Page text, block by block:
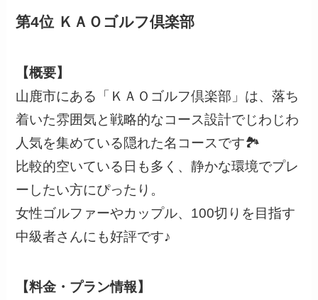
第4位 ＫＡＯゴルフ倶楽部
【概要】
山鹿市にある「ＫＡＯゴルフ倶楽部」は、落ち
着いた雰囲気と戦略的なコース設計でじわじわ
人気を集めている隠れた名コースです🏞
比較的空いている日も多く、静かな環境でプレ
ーしたい方にぴったり。
女性ゴルファーやカップル、100切りを目指す
中級者さんにも好評です♪
【料金・プラン情報】